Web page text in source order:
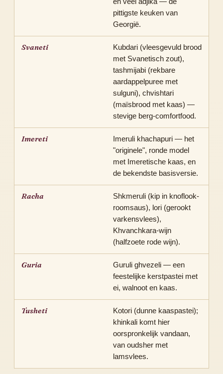
pittigste keuken van
Georgië.
Svaneti
Kubdari (vleesgevuld brood
met Svanetisch zout),
tashmijabi (rekbare
aardappelpuree met
sulguni), chvishtari
(maïsbrood met kaas) —
stevige berg-comfortfood.
Imereti
Imeruli khachapuri — het
"originele", ronde model
met Imeretische kaas, en
de bekendste basisversie.
Racha
Shkmeruli (kip in knoflook-
roomsaus), lori (gerookt
varkensvlees),
Khvanchkara-wijn
(halfzoete rode wijn).
Guria
Guruli ghvezeli — een
feestelijke kerstpastei met
ei, walnoot en kaas.
Tusheti
Kotori (dunne kaaspastei);
khinkali komt hier
oorspronkelijk vandaan,
van oudsher met
lamsvlees.